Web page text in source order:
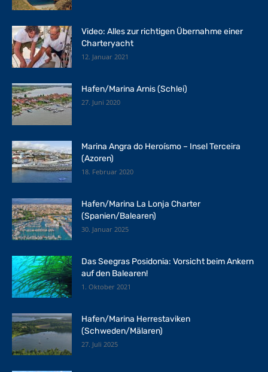
Video: Alles zur richtigen Übernahme einer
Charteryacht
12. Januar 2021
Hafen/Marina Arnis (Schlei)
27. Juni 2020
Marina Angra do Heroísmo – Insel Terceira
(Azoren)
18. Februar 2020
Hafen/Marina La Lonja Charter
(Spanien/Balearen)
30. Januar 2025
Das Seegras Posidonia: Vorsicht beim Ankern
auf den Balearen!
1. Oktober 2021
Hafen/Marina Herrestaviken
(Schweden/Mälaren)
27. Juli 2025